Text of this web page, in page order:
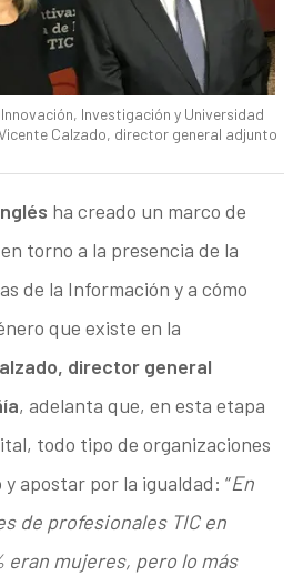
Investigación y Universidad
Calzado, director general adjunto
ha creado un marco de
torno a la presencia de la
de la Información y a cómo
que existe en la
director general
, adelanta que, en esta etapa
todo tipo de organizaciones
apostar por la igualdad: “En
de profesionales TIC en
eran mujeres, pero lo más